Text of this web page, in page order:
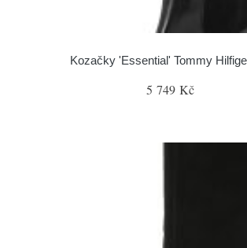
Kozačky 'Essential' Tommy
5 749 Kč